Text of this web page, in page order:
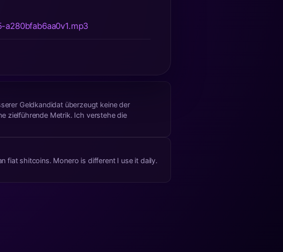
Geldkandidat überzeugt keine der
Metrik. Ich verstehe die